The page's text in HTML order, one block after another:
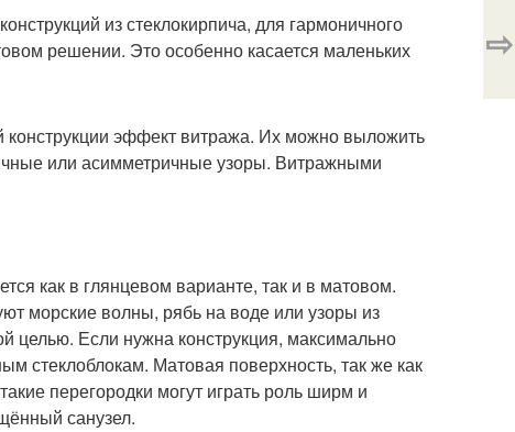
из стеклокирпича, для гармоничного
решении. Это особенно касается маленьких
эффект витража. Их можно выложить
или асимметричные узоры. Витражными
как в глянцевом варианте, так и в матовом.
морские волны, рябь на воде или узоры из
целью. Если нужна конструкция, максимально
стеклоблокам. Матовая поверхность, так же как
перегородки могут играть роль ширм и
санузел.
⇨